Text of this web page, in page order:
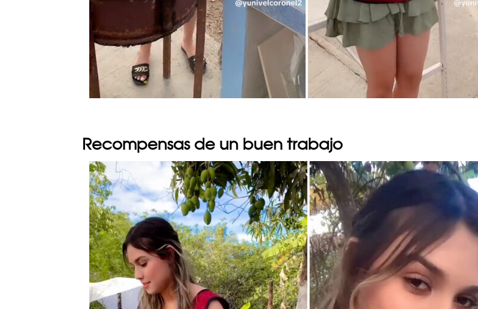
Recompensas de un buen trabajo